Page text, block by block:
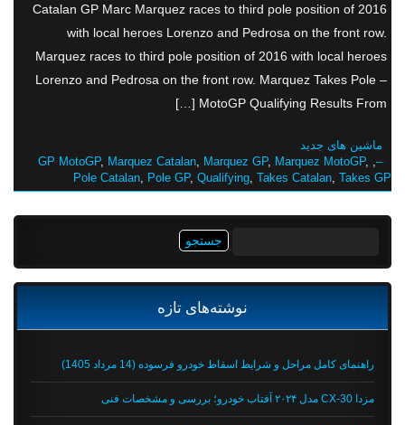
Catalan GP Marc Marquez races to third pole position of 2016
with local heroes Lorenzo and Pedrosa on the front row.
Marquez races to third pole position of 2016 with local heroes
Lorenzo and Pedrosa on the front row. Marquez Takes Pole –
MotoGP Qualifying Results From […]
ماشین های جدید
,
GP MotoGP,Marquez Catalan,Marquez GP,Marquez MotoGP,
Pole Catalan,Pole GP,Qualifying,Takes Catalan,Takes GP
نوشته‌های تازه
راهنمای کامل مراحل و شرایط اسقاط خودرو فرسوده (14 مرداد 1405)
مزدا CX-30 مدل ۲۰۲۴ آفتاب خودرو؛ بررسی و مشخصات فنی